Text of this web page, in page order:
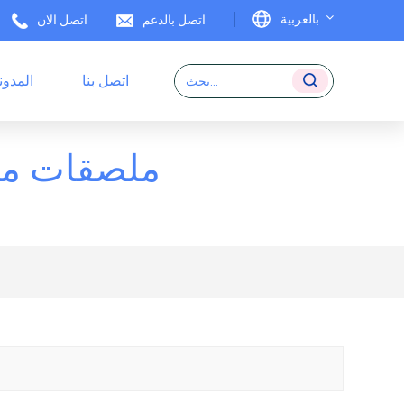
بالعربية
English
اتصل الان اتصل بالدعم
اتصل بنا
ملصقات